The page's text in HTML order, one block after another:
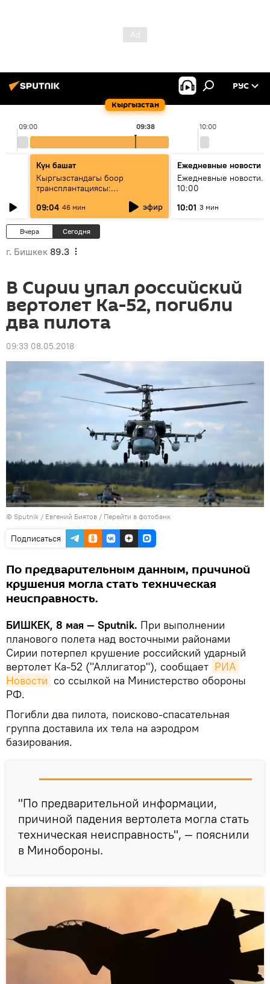
Кыргызстан
РУС
09:00 10:00
09:38
Күн башат
Кыргызстандагы боор
трансплантациясы:
жетишкендиктер жана өнүгүү
келечеги
09:04 46 мин эфир
Ежедневные новости
Ежедневные новости.
10:00
10:01 3 мин
Вчера Сегодня
г. Бишкек 89.3
В Сирии упал российский
вертолет Ка-52, погибли
два пилота
09:33 08.05.2018
© Sputnik / Евгений Биятов / Перейти в фотобанк
Подписаться
По предварительным данным, причиной
крушения могла стать техническая
неисправность.
БИШКЕК, 8 мая — Sputnik. При выполнении
планового полета над восточными районами
Сирии потерпел крушение российский ударный
вертолет Ка-52 ("Аллигатор"), сообщает РИА
Новости со ссылкой на Министерство обороны
РФ.
Погибли два пилота, поисково-спасательная
группа доставила их тела на аэродром
базирования.
"По предварительной информации,
причиной падения вертолета могла стать
техническая неисправность", — пояснили
в Минобороны.